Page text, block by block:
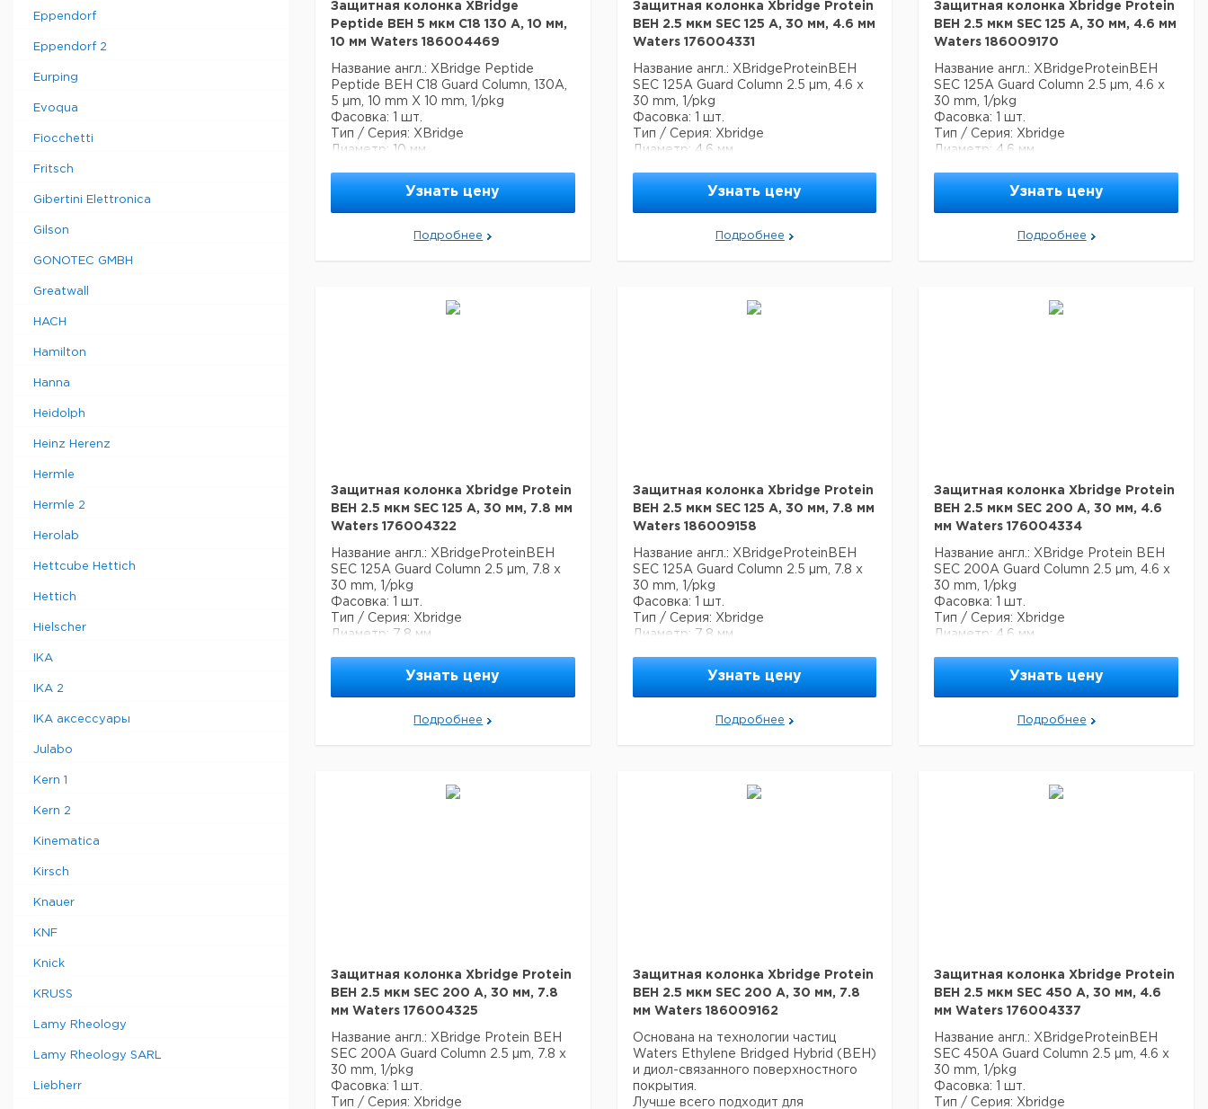
Eppendorf
Eppendorf 2
Eurping
Evoqua
Fiocchetti
Fritsch
Gibertini Elettronica
Gilson
GONOTEC GMBH
Greatwall
HACH
Hamilton
Hanna
Heidolph
Heinz Herenz
Hermle
Hermle 2
Herolab
Hettcube Hettich
Hettich
Hielscher
IKA
IKA 2
IKA аксессуары
Julabo
Kern 1
Kern 2
Kinematica
Kirsch
Knauer
KNF
Knick
KRUSS
Lamy Rheology
Lamy Rheology SARL
Liebherr
Защитная колонка XBridge
Peptide BEH 5 мкм C18 130 A, 10 мм,
10 мм Waters 186004469
Название англ.: XBridge Peptide
Peptide BEH C18 Guard Column, 130A,
5 µm, 10 mm X 10 mm, 1/pkg
Фасовка: 1 шт.
Тип / Серия: XBridge
Диаметр: 10 мм
качество контроля содержания
Мелкопористая 130 А
трифункционально связанная
самый широкий пригодный для
низком pH и ультранизкое отбирание
Рабочий диапазон 1 - 12 рН
Эндкеппирование - да
Содержание углерода 18 %
Узнать цену
Подробнее
Защитная колонка Xbridge Protein
BEH 2.5 мкм SEC 125 A, 30 мм, 4.6 мм
Waters 176004331
Название англ.: XBridgeProteinBEH
SEC 125A Guard Column 2.5 µm, 4.6 x
30 mm, 1/pkg
Фасовка: 1 шт.
Тип / Серия: Xbridge
Диаметр: 4.6 мм
Waters Ethylene Bridged Hybrid (BEH)
и диол-связанного поверхностного
покрытия.
Лучше всего подходит для
000 до 80 000 дальтон.
Режим разделения: исключение
Узнать цену
Подробнее
Защитная колонка Xbridge Protein
BEH 2.5 мкм SEC 125 A, 30 мм, 4.6 мм
Waters 186009170
Название англ.: XBridgeProteinBEH
SEC 125A Guard Column 2.5 µm, 4.6 x
30 mm, 1/pkg
Фасовка: 1 шт.
Тип / Серия: Xbridge
Диаметр: 4.6 мм
Waters Ethylene Bridged Hybrid (BEH)
и диол-связанного поверхностного
покрытия.
Лучше всего подходит для
000 до 80 000 дальтон.
Узнать цену
Подробнее
Защитная колонка Xbridge Protein
BEH 2.5 мкм SEC 125 A, 30 мм, 7.8 мм
Waters 176004322
Название англ.: XBridgeProteinBEH
SEC 125A Guard Column 2.5 µm, 7.8 x
30 mm, 1/pkg
Фасовка: 1 шт.
Тип / Серия: Xbridge
Диаметр: 7.8 мм
Waters Ethylene Bridged Hybrid (BEH)
и диол-связанного поверхностного
покрытия.
Лучше всего подходит для
000 до 80 000 дальтон.
Режим разделения: исключение
Узнать цену
Подробнее
Защитная колонка Xbridge Protein
BEH 2.5 мкм SEC 125 A, 30 мм, 7.8 мм
Waters 186009158
Название англ.: XBridgeProteinBEH
SEC 125A Guard Column 2.5 µm, 7.8 x
30 mm, 1/pkg
Фасовка: 1 шт.
Тип / Серия: Xbridge
Диаметр: 7.8 мм
Waters Ethylene Bridged Hybrid (BEH)
и диол-связанного поверхностного
покрытия.
Лучше всего подходит для
000 до 80 000 дальтон.
Режим разделения: исключение
Узнать цену
Подробнее
Защитная колонка Xbridge Protein
BEH 2.5 мкм SEC 200 A, 30 мм, 4.6
мм Waters 176004334
Название англ.: XBridge Protein BEH
SEC 200A Guard Column 2.5 µm, 4.6 x
30 mm, 1/pkg
Фасовка: 1 шт.
Тип / Серия: Xbridge
Диаметр: 4.6 мм
Waters Ethylene Bridged Hybrid (BEH)
и диол-связанного поверхностного
покрытия.
Лучше всего подходит для
000 до 500 000 дальтон.
Узнать цену
Подробнее
Защитная колонка Xbridge Protein
BEH 2.5 мкм SEC 200 A, 30 мм, 7.8
мм Waters 176004325
Название англ.: XBridge Protein BEH
SEC 200A Guard Column 2.5 µm, 7.8 x
30 mm, 1/pkg
Фасовка: 1 шт.
Тип / Серия: Xbridge
Защитная колонка Xbridge Protein
BEH 2.5 мкм SEC 200 A, 30 мм, 7.8
мм Waters 186009162
Основана на технологии частиц
Waters Ethylene Bridged Hybrid (BEH)
и диол-связанного поверхностного
покрытия.
Лучше всего подходит для
Защитная колонка Xbridge Protein
BEH 2.5 мкм SEC 450 A, 30 мм, 4.6
мм Waters 176004337
Название англ.: XBridgeProteinBEH
SEC 450A Guard Column 2.5 µm, 4.6 x
30 mm, 1/pkg
Фасовка: 1 шт.
Тип / Серия: Xbridge